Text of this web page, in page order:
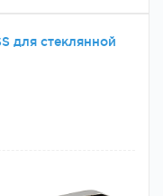
для стеклянной